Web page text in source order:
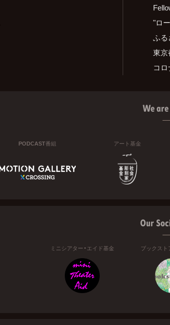
"ロ
ふる
東
コ
We
PODCAST番組 アート基金
Our
ミニシアター・エイド基金 ブックスト